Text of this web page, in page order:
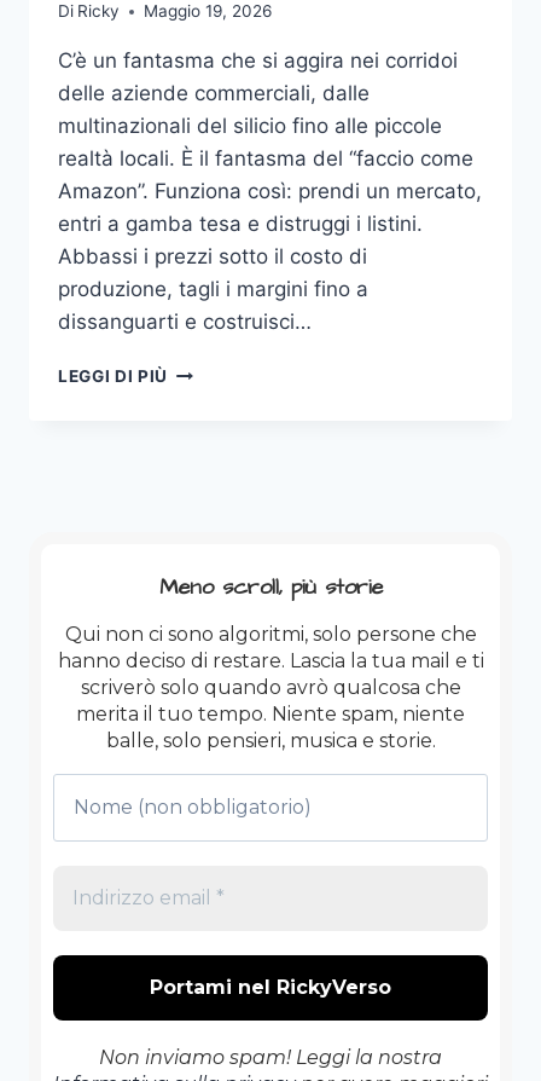
Di Ricky Maggio 19, 2026
C’è un fantasma che si aggira nei corridoi
delle aziende commerciali, dalle
multinazionali del silicio fino alle piccole
realtà locali. È il fantasma del “faccio come
Amazon”. Funziona così: prendi un mercato,
entri a gamba tesa e distruggi i listini.
Abbassi i prezzi sotto il costo di
produzione, tagli i margini fino a
dissanguarti e costruisci…
LEGGI DI PIÙ L’ILLUSIONE
SUICIDA
PREZZI
PREDATORI)
Meno scroll, più storie
Qui non ci sono algoritmi, solo persone che
hanno deciso di restare. Lascia la tua mail e ti
scriverò solo quando avrò qualcosa che
merita il tuo tempo. Niente spam, niente
balle, solo pensieri, musica e storie.
Non inviamo spam! Leggi la nostra